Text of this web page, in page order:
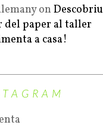
on Descobriu
del paper al taller
a casa!